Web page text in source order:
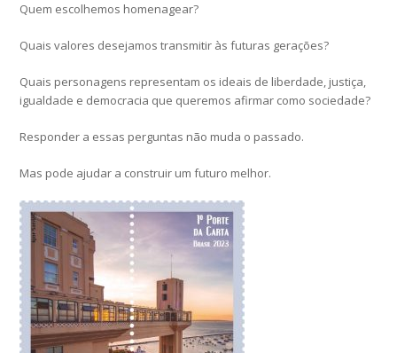
Quem escolhemos homenagear?
Quais valores desejamos transmitir às futuras gerações?
Quais personagens representam os ideais de liberdade, justiça,
igualdade e democracia que queremos afirmar como sociedade?
Responder a essas perguntas não muda o passado.
Mas pode ajudar a construir um futuro melhor.